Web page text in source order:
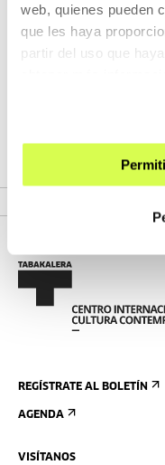
web, quienes pueden
que les haya
partir del uso que
Contenido
Ekosistemak23:
ecosistemas
REGÍSTRATE AL BOLETÍN
AGENDA
VISÍTANOS